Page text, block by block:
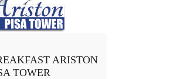
ARISTON
TOWER